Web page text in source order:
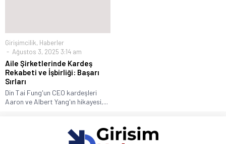
Girişimcilik, Haberler
Ağustos 3, 2025 3:14 am
Aile Şirketlerinde Kardeş
Rekabeti ve İşbirliği: Başarı
Sırları
Din Tai Fung'un CEO kardeşleri
Aaron ve Albert Yang'ın hikayesi,...